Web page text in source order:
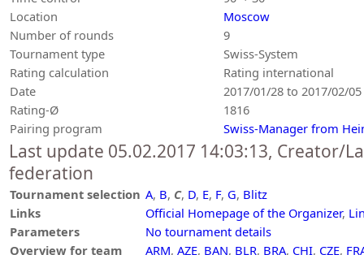
Location
Moscow
Number of rounds
9
Tournament type
Swiss-System
Rating calculation
Rating international
Date
2017/01/28 to 2017/02/05
Rating-Ø
1816
Pairing program
Swiss-Manager from
Last update 05.02.2017 14:03:13, Creator/
federation
Tournament selection A, B, C, D, E, F, G, Blitz
Links
Official Homepage of the Organizer,
Parameters
No tournament details
Overview for team
ARM, AZE, BAN, BLR, BRA, CHI, CZE,